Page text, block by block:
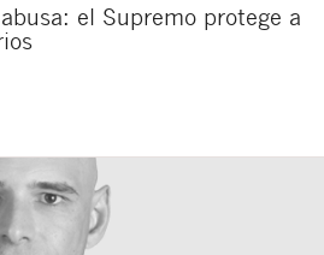
el Supremo protege a